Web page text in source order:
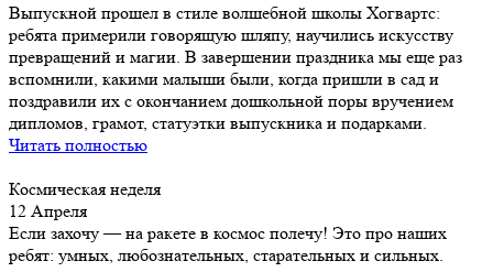
Выпускной прошел в стиле волшебной школы Хогвартс:
ребята примерили говорящую шляпу, научились искусству
превращений и магии. В завершении праздника мы еще раз
вспомнили, какими малыши были, когда пришли в сад и
поздравили их с окончанием дошкольной поры вручением
дипломов, грамот, статуэтки выпускника и подарками.
Читать полностью
Космическая неделя
12 Апреля
Если захочу — на ракете в космос полечу! Это про наших
ребят: умных, любознательных, старательных и сильных.